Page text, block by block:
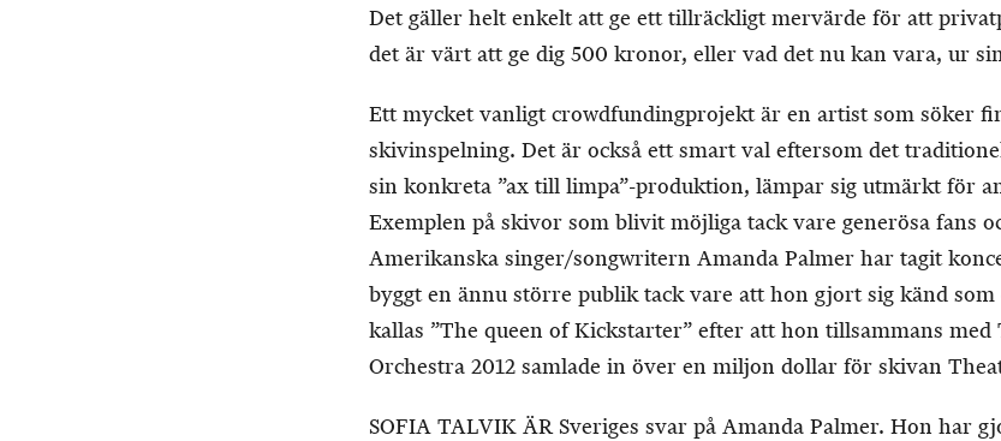
Det gäller helt enkelt att ge ett tillräckligt mervärde för att
det är värt att ge dig 500 kronor, eller vad det nu kan vara, ur
Ett mycket vanligt crowdfundingprojekt är en artist som söker
skivinspelning. Det är också ett smart val eftersom det
sin konkreta ”ax till limpa”-produktion, lämpar sig utmärkt för
Exemplen på skivor som blivit möjliga tack vare generösa fans
Amerikanska singer/songwritern Amanda Palmer har tagit
byggt en ännu större publik tack vare att hon gjort sig känd
kallas ”The queen of Kickstarter” efter att hon tillsammans med
Orchestra 2012 samlade in över en miljon dollar för skivan
SOFIA TALVIK ÄR Sveriges svar på Amanda Palmer. Hon har